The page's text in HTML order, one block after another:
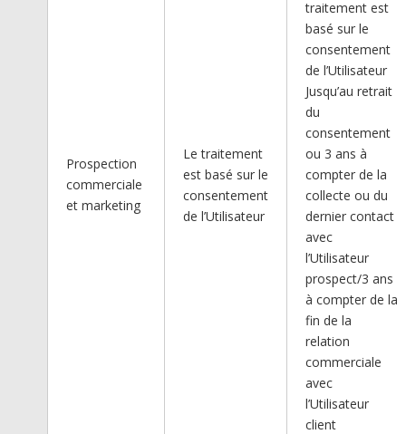
Prospection
commerciale
et marketing
Le traitement
est basé sur le
consentement
de l’Utilisateur
traitement est
basé sur le
consentement
de l’Utilisateur
Jusqu’au retrait
du
consentement
ou 3 ans à
compter de la
collecte ou du
dernier contact
avec
l’Utilisateur
prospect/3 ans
à compter de la
fin de la
relation
commerciale
avec
l’Utilisateur
client